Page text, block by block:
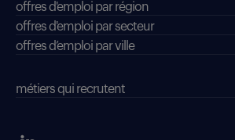
offres d'emploi par région
offres d'emploi par secteur
offres d’emploi par ville
métiers qui recrutent